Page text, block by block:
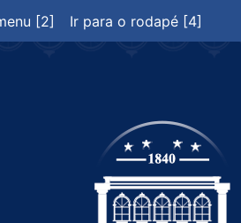
[2] Ir para o rodapé [4]